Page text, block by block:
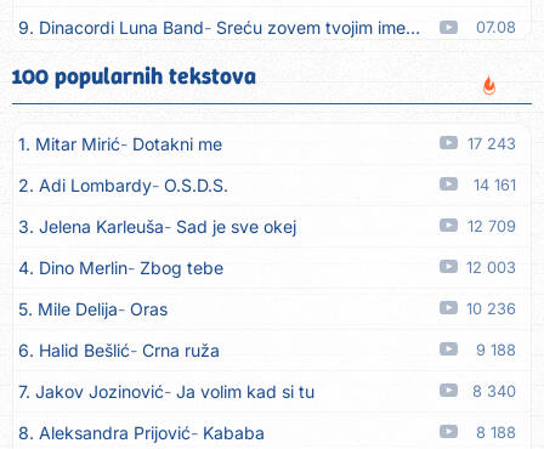
9. Dinacordi Luna Band Sreću zovem tvojim imenom (feat. Kristina Smetko) 07.08
10. Dinacordi Luna Band Tamburaši (feat. Kristina Smetko)
11. Dinacordi Luna Band Tvoja šutnja (feat. Kristina Smetko) 07.08
12. Tamara Brusić Neću kuhat´, neću prat´ 07.08
13. Grupa TNT Rijeka Via Roma, nikad doma 07.08
14. Zaim Imamović Kada moja mladost prođe 07.08
15. Azra Husarkić Do zadnje kapi 07.08
16. Dinacordi Luna Band 07.08
17. Pet za 5 Pozdravi mi Stubicu 07.08
18. Dinacordi Luna Band Anđeo moj 07.08
19. Vesna Kartuš Vrati se 07.08
100 popularnih tekstova
1. Mitar Mirić Dotakni me 17 243
2. Adi Lombardy O.S.D.S. 14 161
3. Jelena Karleuša Sad je sve okej 12 709
4. Dino Merlin Zbog tebe 12 003
5. Mile Delija Oras 10 236
6. Halid Bešlić Crna ruža 9 188
7. Jakov Jozinović Ja volim kad si tu 8 340
8. Aleksandra Prijović Kababa 8 188